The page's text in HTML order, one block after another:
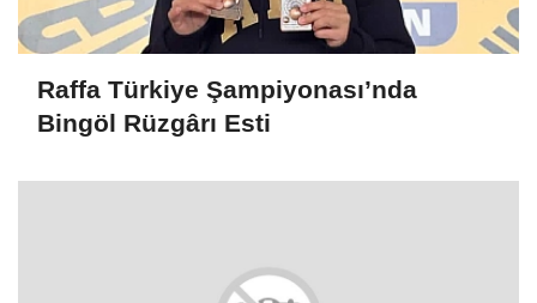
Raffa Türkiye Şampiyonası’nda
Bingöl Rüzgârı Esti